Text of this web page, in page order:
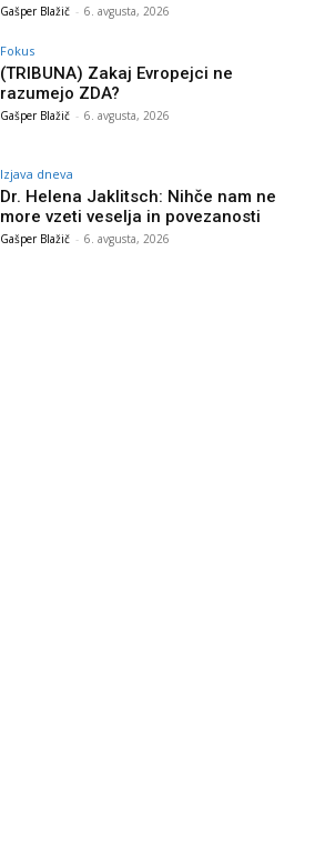
Gašper Blažič - 6. avgusta, 2026
Fokus
(TRIBUNA) Zakaj Evropejci ne
razumejo ZDA?
Gašper Blažič - 6. avgusta, 2026
Izjava dneva
Dr. Helena Jaklitsch: Nihče nam ne
more vzeti veselja in povezanosti
Gašper Blažič - 6. avgusta, 2026